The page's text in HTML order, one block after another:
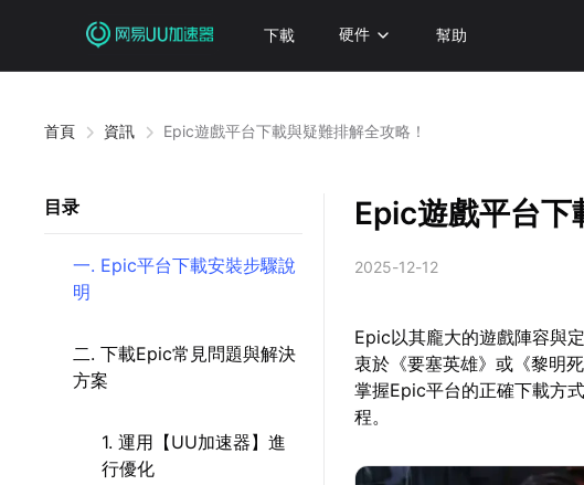
下載 硬件 幫助
首頁 資訊 Epic遊戲平台下載與疑難排解全攻略！
目录
一. Epic平台下載安裝步驟說
明
二. 下載Epic常見問題與解決
方案
1. 運用【UU加速器】進
行優化
Epic遊戲平台下
2025-12-12
Epic以其龐大的遊戲陣容與
衷於《要塞英雄》或《黎明
掌握Epic平台的正確下載方
程。